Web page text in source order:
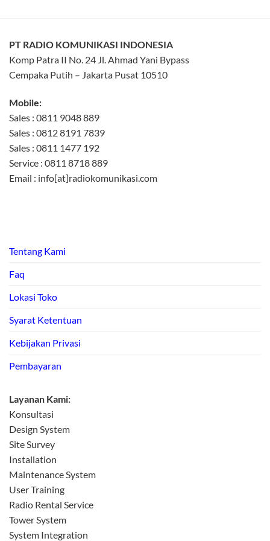
PT RADIO KOMUNIKASI INDONESIA
Komp Patra II No. 24 Jl. Ahmad Yani Bypass
Cempaka Putih – Jakarta Pusat 10510
Mobile:
Sales : 0811 9048 889
Sales : 0812 8191 7839
Sales : 0811 1477 192
Service : 0811 8718 889
Email : info[at]radiokomunikasi.com
Tentang Kami
Faq
Lokasi Toko
Syarat Ketentuan
Kebijakan Privasi
Pembayaran
Layanan Kami:
Konsultasi
Design System
Site Survey
Installation
Maintenance System
User Training
Radio Rental Service
Tower System
System Integration